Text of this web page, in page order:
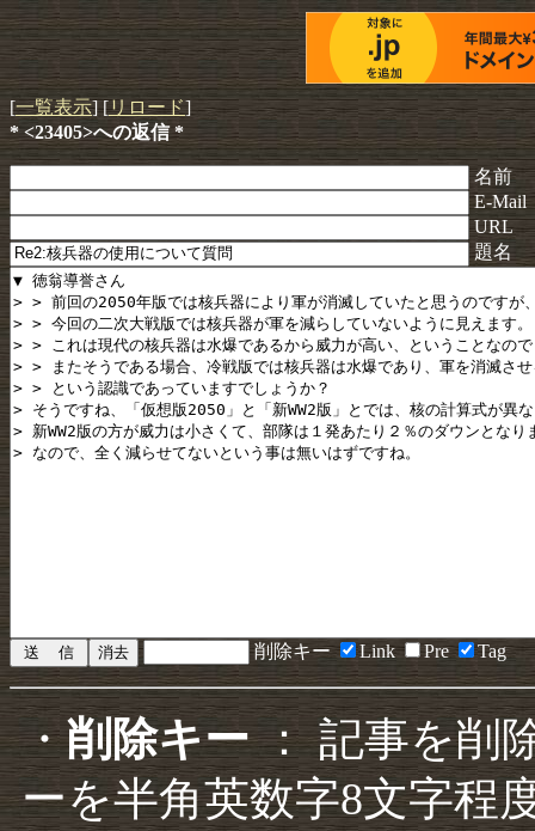
[一覧表示] [リロード]
* <23405>への返信 *
名前
E-Mail
URL
題名
削除キー Link Pre Tag
・削除キー： 記事を削
ーを半角英数字8文字程